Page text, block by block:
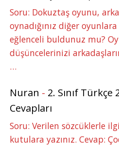
Soru: Dokuztaş oyunu,
oynadığınız diğer
eğlenceli buldunuz mu?
düşüncelerinizi
…
Nuran - 2. Sınıf Türkçe
Cevapları
Soru: Verilen sözcüklerle
kutulara yazınız. Cevap: